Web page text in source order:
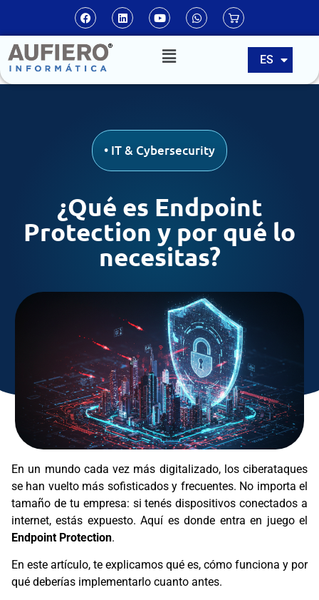
ES
EN
PT
• IT & Cybersecurity
¿Qué es Endpoint
Protection y por qué lo
necesitas?
En un mundo cada vez más digitalizado, los ciberataques
se han vuelto más sofisticados y frecuentes. No importa el
tamaño de tu empresa: si tenés dispositivos conectados a
internet, estás expuesto. Aquí es donde entra en juego el
Endpoint Protection.
En este artículo, te explicamos qué es, cómo funciona y por
qué deberías implementarlo cuanto antes.